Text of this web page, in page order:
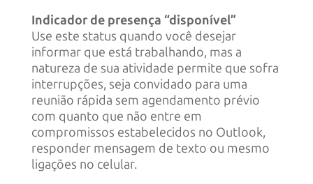
Indicador de presença “disponível”
Use este status quando você desejar
informar que está trabalhando, mas a
natureza de sua atividade permite que sofra
interrupções, seja convidado para uma
reunião rápida sem agendamento prévio
com quanto que não entre em
compromissos estabelecidos no Outlook,
responder mensagem de texto ou mesmo
ligações no celular.